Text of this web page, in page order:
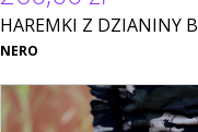
HAREMKI Z DZIANINY
NERO